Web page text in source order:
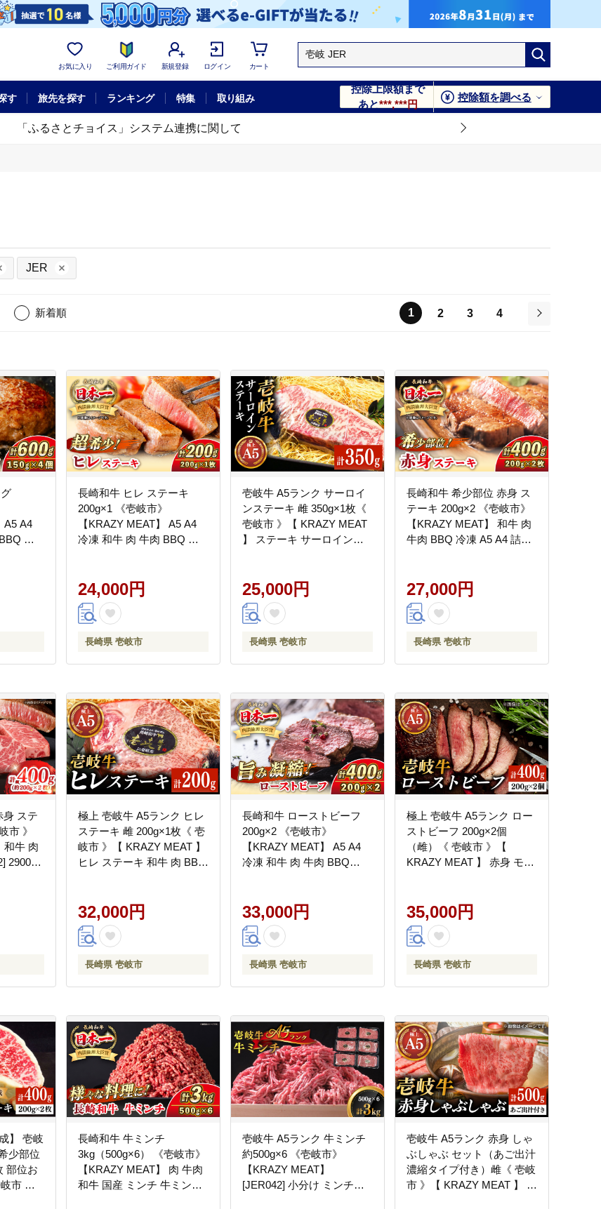
お気に入り ご利用ガイド 新規登録 ログイン カート
す 旅先を探す ランキング 特集 取り組み
控除上限額まで
あと***,***円
控除額を調べる
「ふるさとチョイス」システム連携に関して
JER
新着順 1 2 3
4
A5 A4
ハ
長崎和牛 ヒレ ステーキ
200g×1 《壱岐市》
【KRAZY MEAT】 A5 A4
冷凍 和牛 肉 牛肉 BBQ 詰
24,000円
長崎県 壱岐市
壱岐牛 A5ランク サーロイ
ンステーキ 雌 350g×1枚《
壱岐市 》【 KRAZY MEAT
】 ステーキ サーロイン
25,000円
長崎県 壱岐市
長崎和牛 希少部位 赤身 ス
テーキ 200g×2 《壱岐市》
【KRAZY MEAT】 和牛 肉
牛肉 BBQ 冷凍 A5 A4 詰め
27,000円
長崎県 壱岐市
身 ステ
市 》
和牛 肉
29000
極上 壱岐牛 A5ランク ヒレ
ステーキ 雌 200g×1枚《 壱
岐市 》【 KRAZY MEAT 】
ヒレ ステーキ 和牛 肉 BBQ
32,000円
長崎県 壱岐市
長崎和牛 ローストビーフ
200g×2 《壱岐市》
【KRAZY MEAT】 A5 A4
冷凍 和牛 肉 牛肉 BBQ
33,000円
長崎県 壱岐市
極上 壱岐牛 A5ランク ロー
ストビーフ 200g×2個
（雌）《 壱岐市 》【
KRAZY MEAT 】 赤身 モモ
35,000円
長崎県 壱岐市
】 壱岐
少部位
部位お
市 》
長崎和牛 牛ミンチ
3kg（500g×6） 《壱岐市》
【KRAZY MEAT】 肉 牛肉
和牛 国産 ミンチ 牛ミンチ
壱岐牛 A5ランク 牛ミンチ
約500g×6 《壱岐市》
【KRAZY MEAT】
[JER042] 小分け ミンチ
壱岐牛 A5ランク 赤身 しゃ
ぶしゃぶ セット（あご出汁
濃縮タイプ付き）雌《 壱岐
市 》【 KRAZY MEAT 】 肉